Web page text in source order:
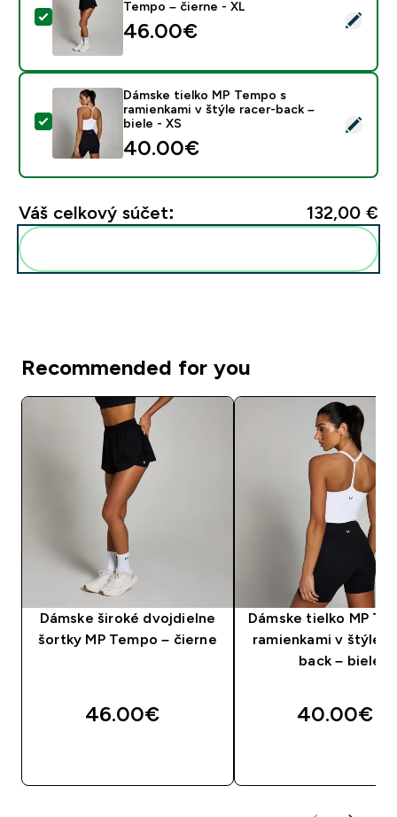
Vybrať tento produkt - Dámske široké dvojdielne
Tempo – čierne - XL
46.00€‎
Vybrať tento produkt - Dámske tielko MP Tempo s
Dámske tielko MP Tempo s
ramienkami v štýle racer-back –
biele - XS
40.00€‎
Váš celkový súčet: 132,00 €‎
Recommended for you
Dámske široké dvojdielne
šortky MP Tempo – čierne
46.00€‎
Dámske tielko MP
ramienkami v štýle
back – biele
40.00€‎